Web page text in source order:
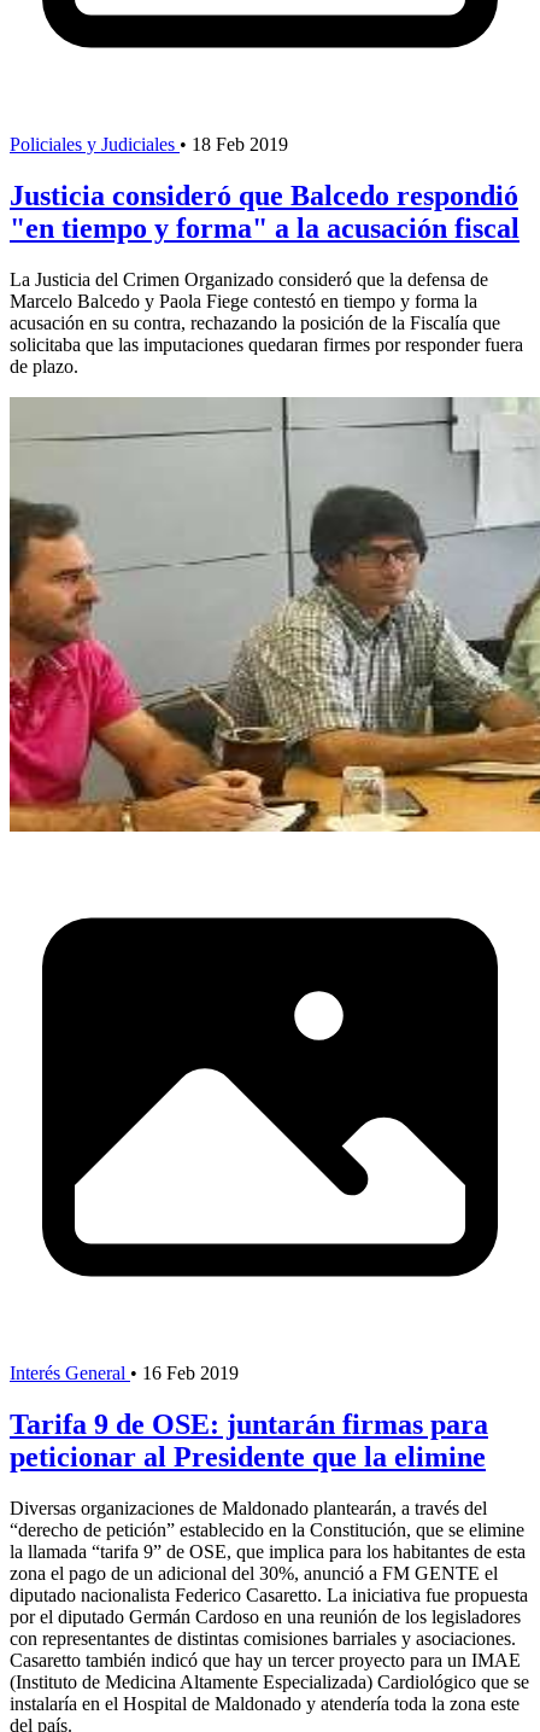
Policiales y Judiciales • 18 Feb 2019
Justicia consideró que Balcedo respondió
"en tiempo y forma" a la acusación fiscal
La Justicia del Crimen Organizado consideró que la defensa de
Marcelo Balcedo y Paola Fiege contestó en tiempo y forma la
acusación en su contra, rechazando la posición de la Fiscalía que
solicitaba que las imputaciones quedaran firmes por responder fuera
de plazo.
Interés General • 16 Feb 2019
Tarifa 9 de OSE: juntarán firmas para
peticionar al Presidente que la elimine
Diversas organizaciones de Maldonado plantearán, a través del
“derecho de petición” establecido en la Constitución, que se elimine
la llamada “tarifa 9” de OSE, que implica para los habitantes de esta
zona el pago de un adicional del 30%, anunció a FM GENTE el
diputado nacionalista Federico Casaretto. La iniciativa fue propuesta
por el diputado Germán Cardoso en una reunión de los legisladores
con representantes de distintas comisiones barriales y asociaciones.
Casaretto también indicó que hay un tercer proyecto para un IMAE
(Instituto de Medicina Altamente Especializada) Cardiológico que se
instalaría en el Hospital de Maldonado y atendería toda la zona este
del país.